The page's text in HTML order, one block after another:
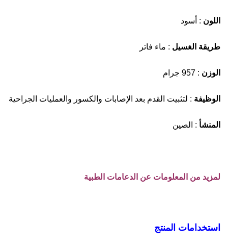
اللون : أسود
طريقة الغسيل : ماء فاتر
الوزن : 957 جرام
الوظيفة : لتثبيت القدم بعد الإصابات والكسور والعمليات الجراحية
المنشأ : الصين
لمزيد من المعلومات عن الدعامات الطبية
استخدامات المنتج